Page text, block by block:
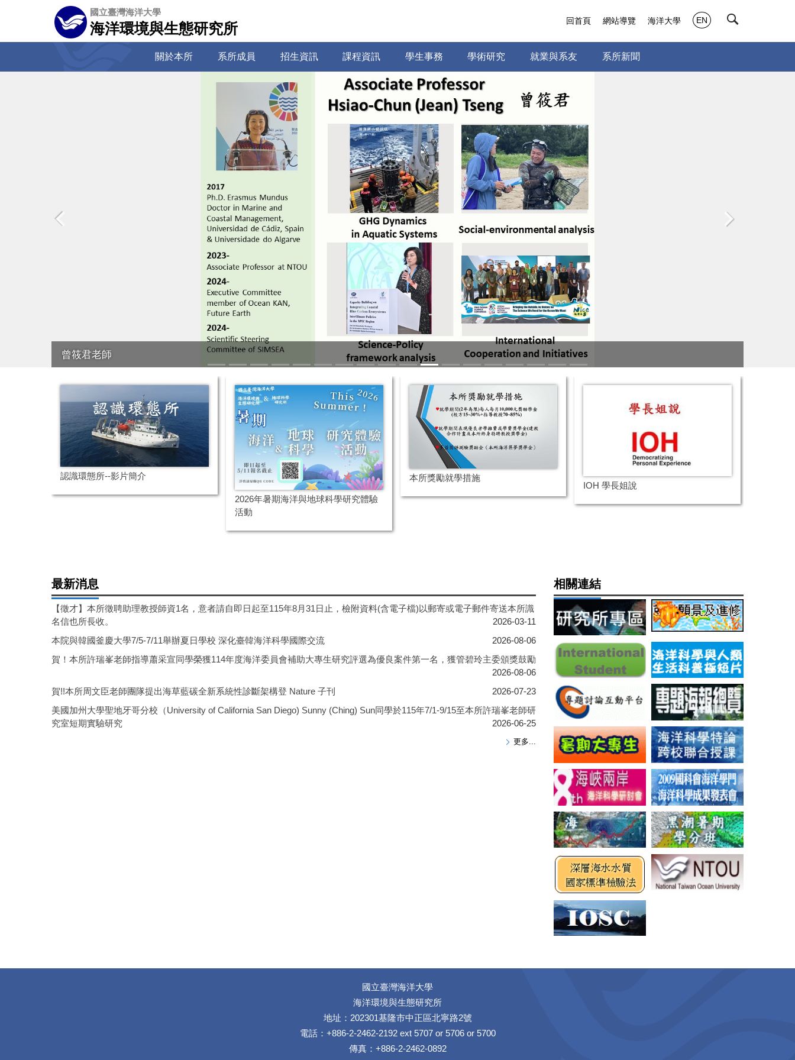
容
國立臺灣海洋大學
海洋環境與生態研究所
關於本所 系所成員 招生資訊 課程資訊 學生事務 學術研究 就業與系友 系所新聞
回首頁 網站導覽 海洋大學 EN
曾筱君老師
認識環態所--影片簡介
2026年暑期海洋與地球科學研究體驗
活動
本所獎勵就學措施
IOH 學長姐說
最新消息
【徵才】本所徵聘助理教授師資1名，意者請自即日起至115年8月31日止，檢附資料(含電子檔)以郵寄或電子郵件寄送本所識
名信也所長收。
2026-03-11
本院與韓國釜慶大學7/5-7/11舉辦夏日學校 深化臺韓海洋科學國際交流
2026-08-06
賀！本所許瑞峯老師指導蕭采宣同學榮獲114年度海洋委員會補助大專生研究評選為優良案件第一名，獲管碧玲主委頒獎鼓勵
2026-08-06
賀!!本所周文臣老師團隊提出海草藍碳全新系統性診斷架構登 Nature 子刊
2026-07-23
美國加州大學聖地牙哥分校（University of California San Diego) Sunny (Ching) Sun同學於115年7/1-9/15至本所許瑞峯老師研
究室短期實驗研究
2026-06-25
更多...
相關連結
國立臺灣海洋大學
海洋環境與生態研究所
地址：202301基隆市中正區北寧路2號
電話：+886-2-2462-2192 ext 5707 or 5706 or 5700
傳真：+886-2-2462-0892